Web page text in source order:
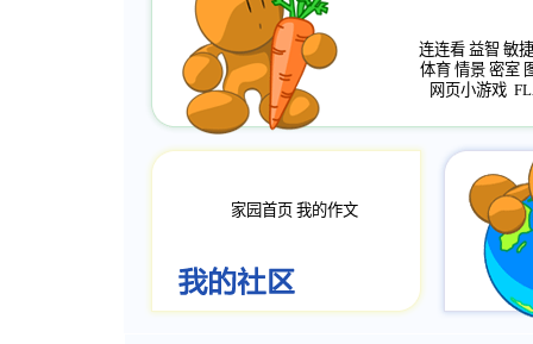
连连看 益智 敏捷
体育 情景 密室
网页小游戏
家园首页 我的作文